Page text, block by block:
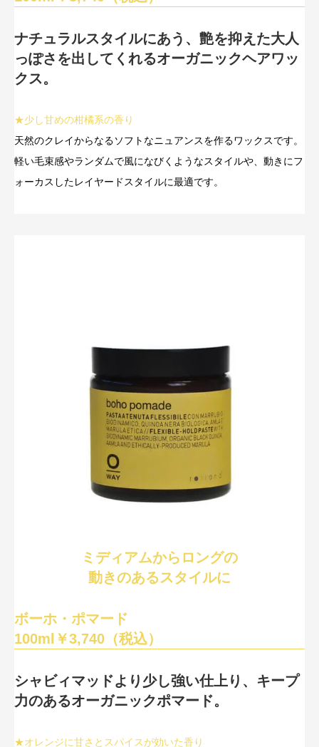
ナチュラルスタイルにあう、艶を抑えた大人
っぽさを出してくれるオーガニックヘアワッ
クス。
★少し甘めの柑橘系の香り
天然のクレイからなるソフトなニュアンスを作るワックスです。
軽い毛束感やランダムで風になびくようなスタイルや、動きにフ
ォーカスしたレイヤードスタイルに最適です。
ミディアムからロングの
動きのあるスタイルに
ボーホ・ポマード
100ml￥3,740（税込）
シャビィマッドより少し強い仕上り、キープ
力のあるオーガニックポマード。
★オレンジに甘さとスパイスが効いた香り